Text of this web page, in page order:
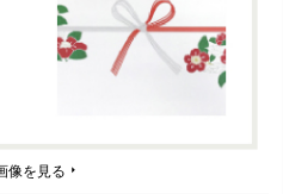
像を見る